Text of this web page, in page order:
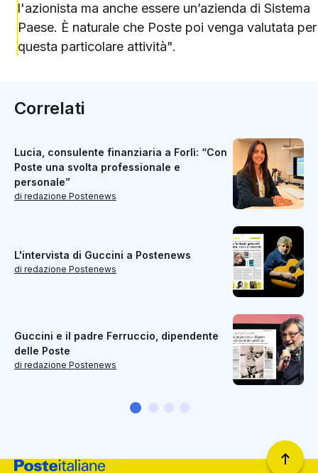
l'azionista ma anche essere un’azienda di Sistema
Paese. È naturale che Poste poi venga valutata per
questa particolare attività".
Correlati
Lucia, consulente finanziaria a Forlì: “Con
Poste una svolta professionale e
personale”
di redazione Postenews
L'intervista di Guccini a Postenews
di redazione Postenews
Guccini e il padre Ferruccio, dipendente
delle Poste
di redazione Postenews